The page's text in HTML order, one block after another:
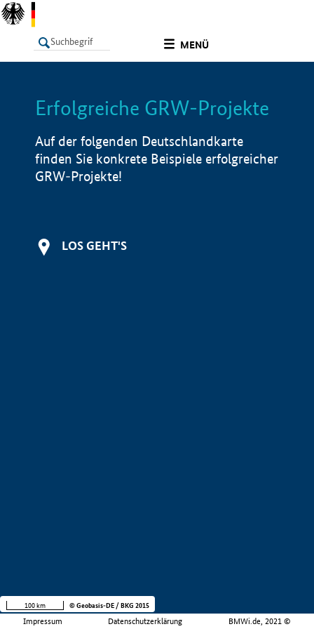
MENÜ
LISTE Info
Erfolgreiche GRW-Projekte
Auf der folgenden Deutschlandkarte
finden Sie konkrete Beispiele erfolgreicher
GRW-Projekte!
LOS GEHT'S
Impressum Datenschutzerklärung BMWi.de, 2021 ©
100 km © Geobasis-DE / BKG 2015